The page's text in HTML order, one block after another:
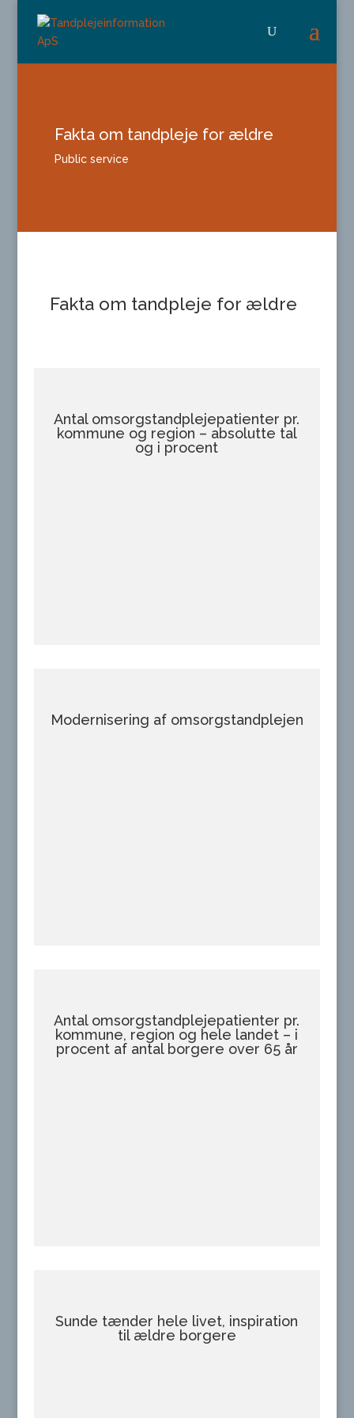
Fakta om tandpleje for ældre
Public service
Fakta om tandpleje for ældre
Antal omsorgstandplejepatienter pr.
kommune og region – absolutte tal
og i procent
Modernisering af omsorgstandplejen
Antal omsorgstandplejepatienter pr.
kommune, region og hele landet – i
procent af antal borgere over 65 år
Sunde tænder hele livet, inspiration
til ældre borgere